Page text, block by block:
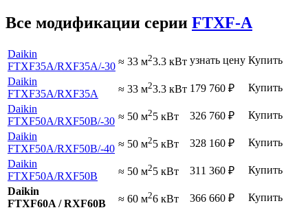
Все модификации серии FTXF-A
Daikin
FTXF35A/RXF35A/-30 ≈ 33 м23.3 кВт узнать цену Купить
Daikin
FTXF35A/RXF35A ≈ 33 м23.3 кВт 179 760 ₽
Купить
Daikin
FTXF50A/RXF50B/-30 ≈ 50 м25 кВт 326 760 ₽
Купить
Daikin
FTXF50A/RXF50B/-40 ≈ 50 м25 кВт 328 160 ₽
Купить
Daikin
FTXF50A/RXF50B ≈ 50 м25 кВт 311 360 ₽
Купить
Daikin
FTXF60A / RXF60B
≈ 60 м26 кВт 366 660 ₽
Купить